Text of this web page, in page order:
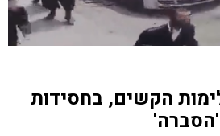
הקשים, בחסידות
'הסברה'